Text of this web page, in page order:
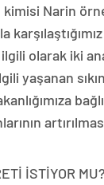
Narin
olarak iki
yaşanan
İSTİYOR MU?